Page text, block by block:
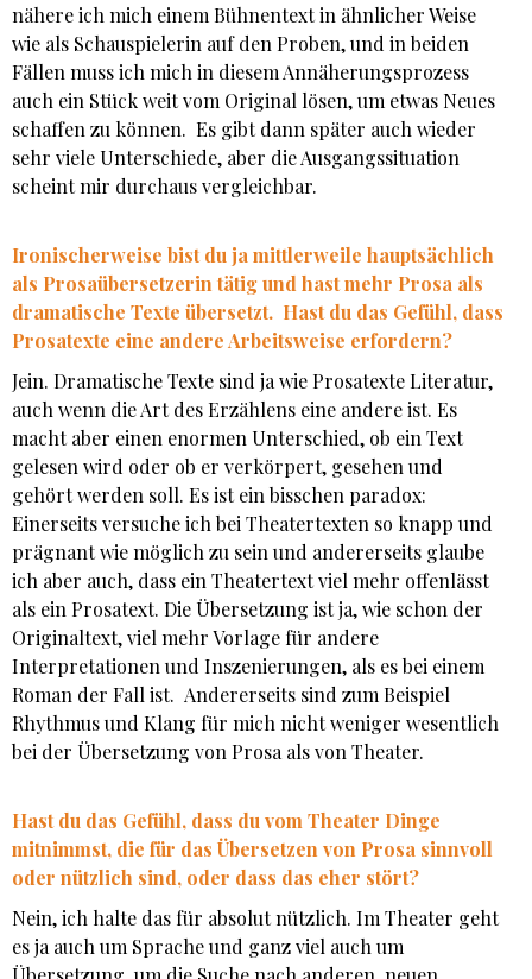
nähere ich mich einem Bühnentext in ähnlicher Weise
wie als Schauspielerin auf den Proben, und in beiden
Fällen muss ich mich in diesem Annäherungsprozess
auch ein Stück weit vom Original lösen, um etwas Neues
schaffen zu können. Es gibt dann später auch wieder
sehr viele Unterschiede, aber die Ausgangssituation
scheint mir durchaus vergleichbar.
Ironischerweise bist du ja mittlerweile hauptsächlich
als Prosaübersetzerin tätig und hast mehr Prosa als
dramatische Texte übersetzt. Hast du das Gefühl, dass
Prosatexte eine andere Arbeitsweise erfordern?
Jein. Dramatische Texte sind ja wie Prosatexte Literatur,
auch wenn die Art des Erzählens eine andere ist. Es
macht aber einen enormen Unterschied, ob ein Text
gelesen wird oder ob er verkörpert, gesehen und
gehört werden soll. Es ist ein bisschen paradox:
Einerseits versuche ich bei Theatertexten so knapp und
prägnant wie möglich zu sein und andererseits glaube
ich aber auch, dass ein Theatertext viel mehr offenlässt
als ein Prosatext. Die Übersetzung ist ja, wie schon der
Originaltext, viel mehr Vorlage für andere
Interpretationen und Inszenierungen, als es bei einem
Roman der Fall ist. Andererseits sind zum Beispiel
Rhythmus und Klang für mich nicht weniger wesentlich
bei der Übersetzung von Prosa als von Theater.
Hast du das Gefühl, dass du vom Theater Dinge
mitnimmst, die für das Übersetzen von Prosa sinnvoll
oder nützlich sind, oder dass das eher stört?
Nein, ich halte das für absolut nützlich. Im Theater geht
es ja auch um Sprache und ganz viel auch um